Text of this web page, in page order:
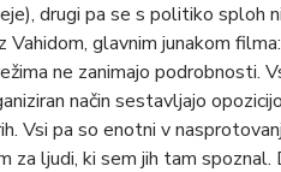
drugi pa se s politiko sploh
Vahidom, glavnim junakom
ne zanimajo podrobnosti.
način sestavljajo
Vsi pa so enotni v
za ljudi, ki sem jih tam